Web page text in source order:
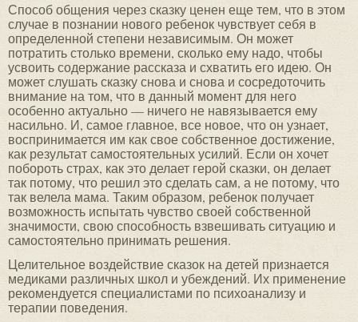
Способ общения через сказку ценен еще тем, что в этом
случае в познании нового ребенок чувствует себя в
определенной степени независимым. Он может
потратить столько времени, сколько ему надо, чтобы
усвоить содержание рассказа и схватить его идею. Он
может слушать сказку снова и снова и сосредоточить
внимание на том, что в данный момент для него
особенно актуально — ничего не навязывается ему
насильно. И, самое главное, все новое, что он узнает,
воспринимается им как свое собственное достижение,
как результат самостоятельных усилий. Если он хочет
побороть страх, как это делает герой сказки, он делает
так потому, что решил это сделать сам, а не потому, что
так велела мама. Таким образом, ребенок получает
возможность испытать чувство своей собственной
значимости, свою способность взвешивать ситуацию и
самостоятельно принимать решения.
Целительное воздействие сказок на детей признается
медиками различных школ и убеждений. Их применение
рекомендуется специалистами по психоанализу и
терапии поведения.